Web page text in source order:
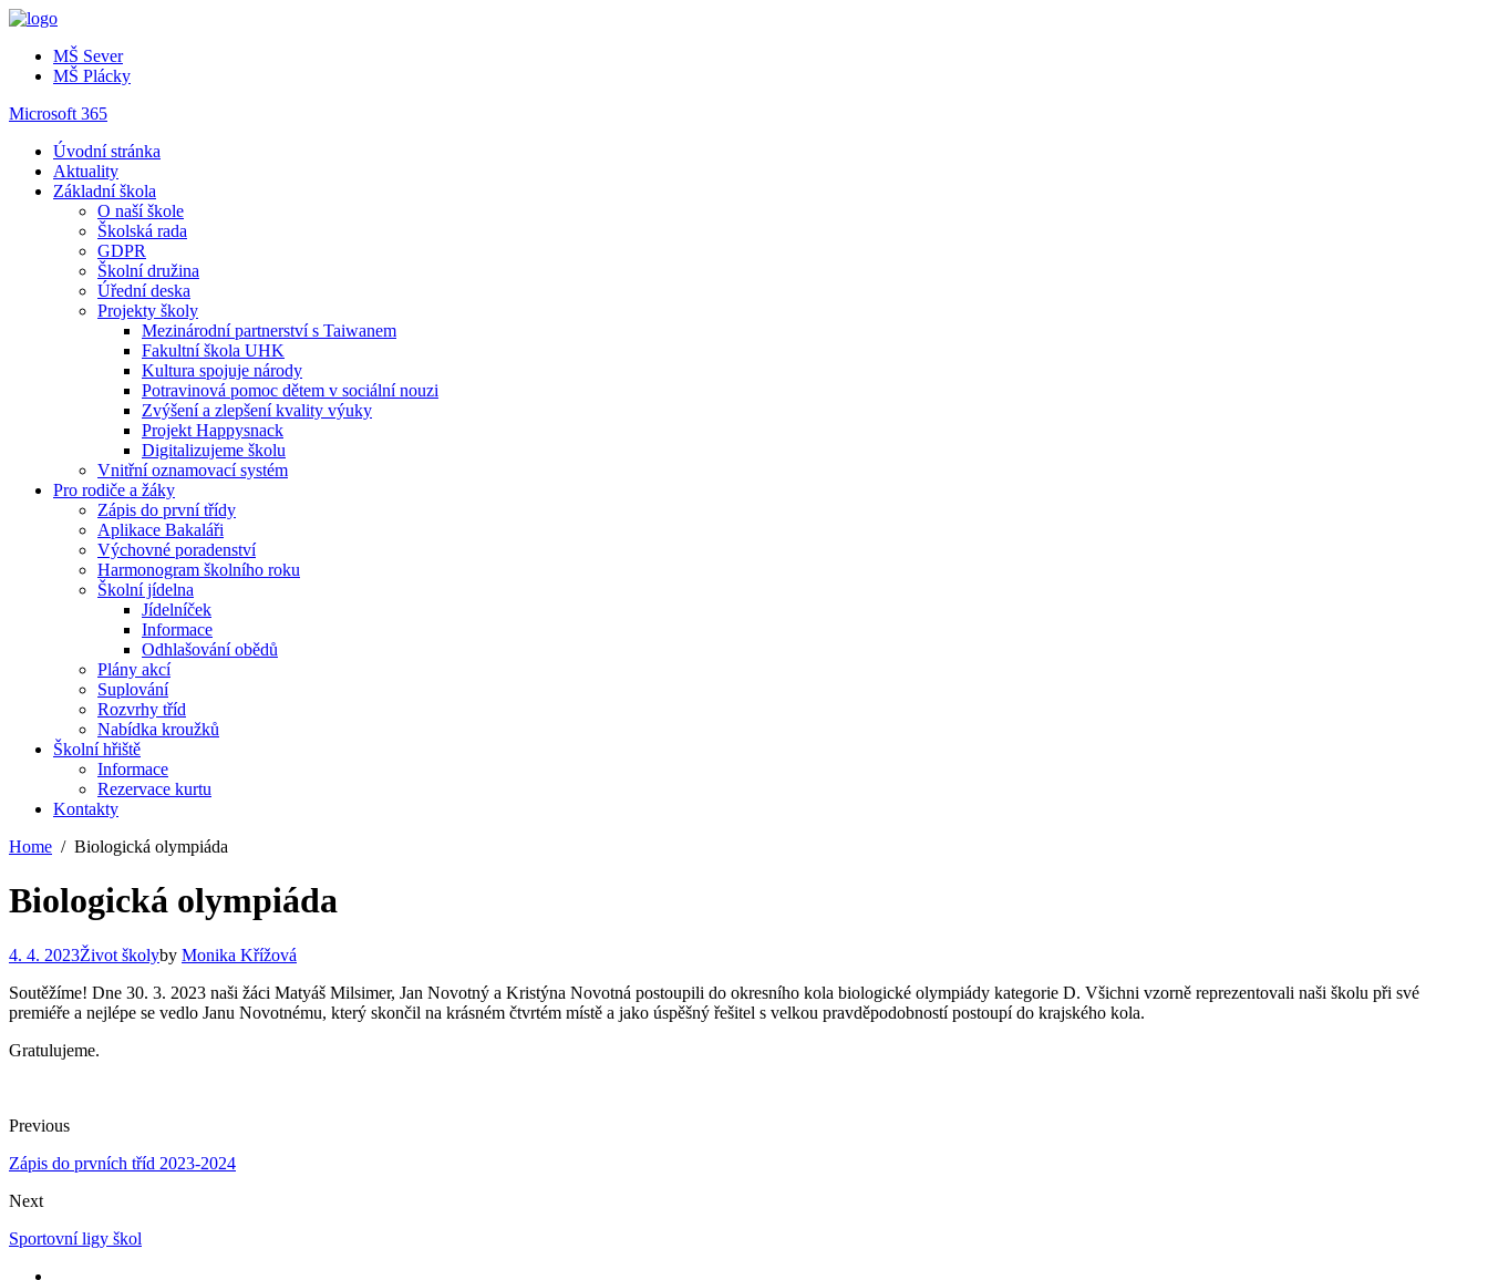
MŠ Sever
MŠ Plácky
Microsoft 365
Úvodní stránka
Aktuality
Základní škola
O naší škole
Školská rada
GDPR
Školní družina
Úřední deska
Projekty školy
Mezinárodní partnerství s Taiwanem
Fakultní škola UHK
Kultura spojuje národy
Potravinová pomoc dětem v sociální nouzi
Zvýšení a zlepšení kvality výuky
Projekt Happysnack
Digitalizujeme školu
Vnitřní oznamovací systém
Pro rodiče a žáky
Zápis do první třídy
Aplikace Bakaláři
Výchovné poradenství
Harmonogram školního roku
Školní jídelna
Jídelníček
Informace
Odhlašování obědů
Plány akcí
Suplování
Rozvrhy tříd
Nabídka kroužků
Školní hřiště
Informace
Rezervace kurtu
Kontakty
Home
Biologická olympiáda
Biologická olympiáda
4. 4. 2023Život školyby Monika Křížová
Soutěžíme! Dne 30. 3. 2023 naši žáci Matyáš Milsimer, Jan Novotný a Kristýna Novotná postoupili do okresního kola biologické olympiády kategorie D. Všichni vzorně reprezentovali naši školu při své
premiéře a nejlépe se vedlo Janu Novotnému, který skončil na krásném čtvrtém místě a jako úspěšný řešitel s velkou pravděpodobností postoupí do krajského kola.
Gratulujeme.
Previous
Zápis do prvních tříd 2023-2024
Next
Sportovní ligy škol